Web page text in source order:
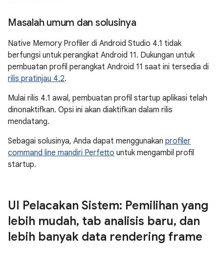
Masalah umum dan solusinya
Native Memory Profiler di Android Studio 4.1 tidak
berfungsi untuk perangkat Android 11. Dukungan untuk
pembuatan profil perangkat Android 11 saat ini tersedia di
rilis pratinjau 4.2.
Mulai rilis 4.1 awal, pembuatan profil startup aplikasi telah
dinonaktifkan. Opsi ini akan diaktifkan dalam rilis
mendatang.
Sebagai solusinya, Anda dapat menggunakan profiler
command line mandiri Perfetto untuk mengambil profil
startup.
UI Pelacakan Sistem: Pemilihan yang
lebih mudah, tab analisis baru, dan
lebih banyak data rendering frame